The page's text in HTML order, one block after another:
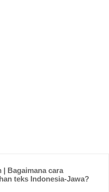
| Bagaimana cara
teks Indonesia-Jawa?